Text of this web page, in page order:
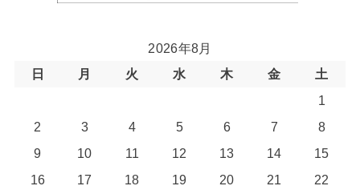
2026年8月
日
月 火 水 木 金
土
1
2
3 4 5 6 7
8
9
10 11 12 13 14
15
16
17 18 19 20 21
22